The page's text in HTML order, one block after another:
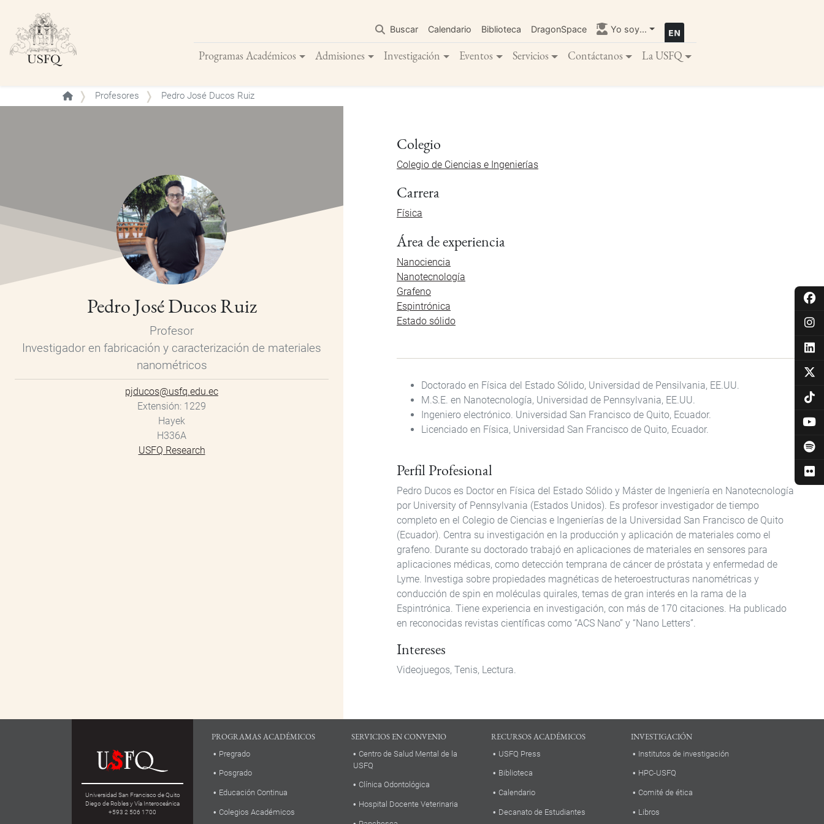
contenido
principal
Buscar Calendario Biblioteca DragonSpace Yo soy...
Programas Académicos Admisiones Investigación Eventos Servicios Contáctanos La USFQ
Buscar
Profesores Pedro José Ducos Ruiz
Pedro José Ducos Ruiz
Profesor
Investigador en fabricación y caracterización de materiales
nanométricos
pjducos@usfq.edu.ec
Extensión 1229
Hayek
H336A
USFQ Research
Colegio
Colegio de Ciencias e Ingenierías
Carrera
Física
Área de experiencia
Nanociencia
Nanotecnología
Grafeno
Espintrónica
Estado sólido
Doctorado en Física del Estado Sólido, Universidad de Pensilvania, EE.UU.
M.S.E. en Nanotecnología, Universidad de Pennsylvania, EE.UU.
Ingeniero electrónico. Universidad San Francisco de Quito, Ecuador.
Licenciado en Física, Universidad San Francisco de Quito, Ecuador.
Perfil Profesional
Pedro Ducos es Doctor en Física del Estado Sólido y Máster de Ingeniería en Nanotecnología
por University of Pennsylvania (Estados Unidos). Es profesor investigador de tiempo
completo en el Colegio de Ciencias e Ingenierías de la Universidad San Francisco de Quito
(Ecuador). Centra su investigación en la producción y aplicación de materiales como el
grafeno. Durante su doctorado trabajó en aplicaciones de materiales en sensores para
aplicaciones médicas, como detección temprana de cáncer de próstata y enfermedad de
Lyme. Investiga sobre propiedades magnéticas de heteroestructuras nanométricas y
conducción de spin en moléculas quirales, temas de gran interés en la rama de la
Espintrónica. Tiene experiencia en investigación, con más de 170 citaciones. Ha publicado
en reconocidas revistas científicas como “ACS Nano” y “Nano Letters”.
Intereses
Videojuegos, Tenis, Lectura.
Universidad San Francisco de Quito
Diego de Robles y Vía Interoceánica
+593 2 506 1700
PROGRAMAS ACADÉMICOS
Pregrado
Posgrado
Educación Continua
Colegios Académicos
SERVICIOS EN CONVENIO
Centro de Salud Mental de la
USFQ
Clínica Odontológica
Hospital Docente Veterinaria
RECURSOS ACADÉMICOS
USFQ Press
Biblioteca
Calendario
Decanato de Estudiantes
INVESTIGACIÓN
Institutos de investigación
HPC-USFQ
Comité de ética
Libros